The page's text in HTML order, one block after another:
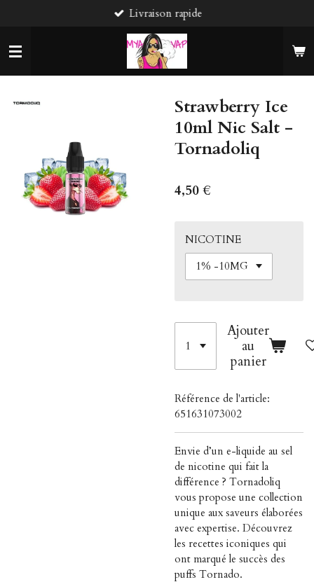
contenu
principal
Livraison rapide
Strawberry Ice
10ml Nic Salt -
Tornadoliq
4,50 €
NICOTINE
Ajouter
au
panier
Référence de l'article:
651631073002
Envie d’un e-liquide au sel
de nicotine qui fait la
différence ? Tornadoliq
vous propose une collection
unique aux saveurs élaborées
avec expertise. Découvrez
les recettes iconiques qui
ont marqué le succès des
puffs Tornado.